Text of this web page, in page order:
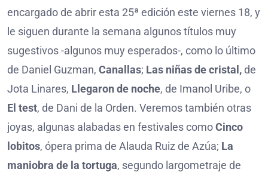
encargado de abrir esta 25ª edición este viernes 18, y
le siguen durante la semana algunos títulos muy
sugestivos -algunos muy esperados-, como lo último
de Daniel Guzman, Canallas; Las niñas de cristal,de
Jota Linares, Llegaron de noche, de Imanol Uribe, o
El test, de Dani de la Orden. Veremos también otras
joyas, algunas alabadas en festivales comoCinco
lobitos, ópera prima de Alauda Ruiz de Azúa; La
maniobra de la tortuga, segundo largometraje de